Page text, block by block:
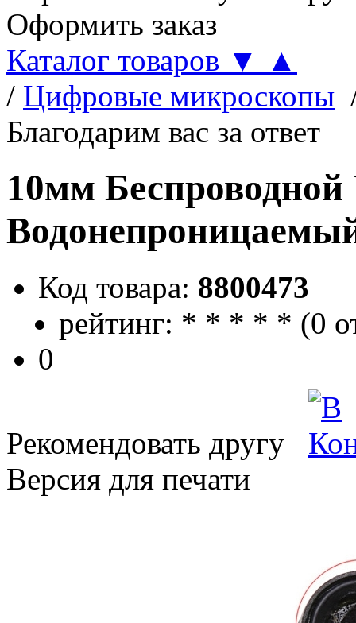
Оформить заказ
Каталог товаров ▼
▲
/ Цифровые микроскопы
Благодарим вас за ответ
10мм Беспроводной
Код товара: 8800473
рейтинг: * * * * * (0
0
Рекомендовать другу
Версия для печати